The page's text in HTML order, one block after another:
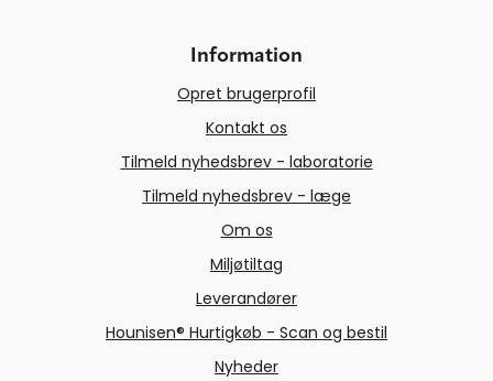
Information
Opret brugerprofil
Kontakt os
Tilmeld nyhedsbrev - laboratorie
Tilmeld nyhedsbrev - læge
Om os
Miljøtiltag
Leverandører
Hounisen® Hurtigkøb - Scan og bestil
Nyheder